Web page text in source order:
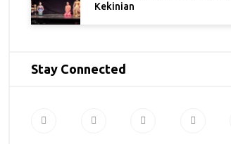
Kekinian
Stay Connected